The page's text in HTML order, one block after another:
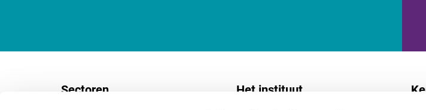
Sectoren Het instituut